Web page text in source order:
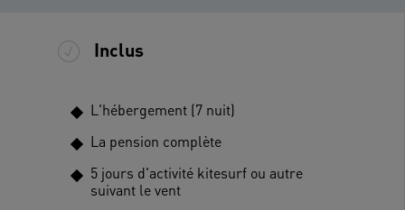
Inclus
L'hébergement (7 nuit)
La pension complète
5 jours d'activité kitesurf ou autre
suivant le vent